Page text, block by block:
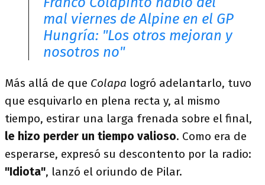
mal viernes de Alpine en el GP
Hungría: "Los otros mejoran y
nosotros no"
Más allá de que Colapa logró adelantarlo, tuvo
que esquivarlo en plena recta y, al mismo
tiempo, estirar una larga frenada sobre el final,
le hizo perder un tiempo valioso. Como era de
esperarse, expresó su descontento por la radio:
"Idiota", lanzó el oriundo de Pilar.